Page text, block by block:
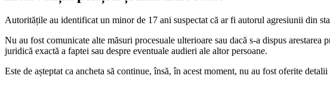
Autoritățile au identificat un minor de 17 ani suspectat că ar fi autorul agresiunii din
Nu au fost comunicate alte măsuri procesuale ulterioare sau dacă s-a dispus
juridică exactă a faptei sau despre eventuale audieri ale altor persoane.
Este de așteptat ca ancheta să continue, însă, în acest moment, nu au fost oferite